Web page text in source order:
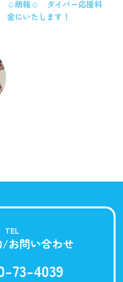
☺朗報☺ ダイバー応援料
金にいたします！
TEL
/お問い合わせ
73-4039